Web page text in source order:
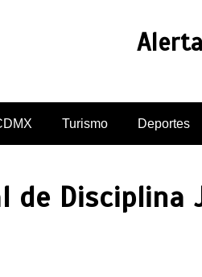
Turismo Deportes
de Disciplina